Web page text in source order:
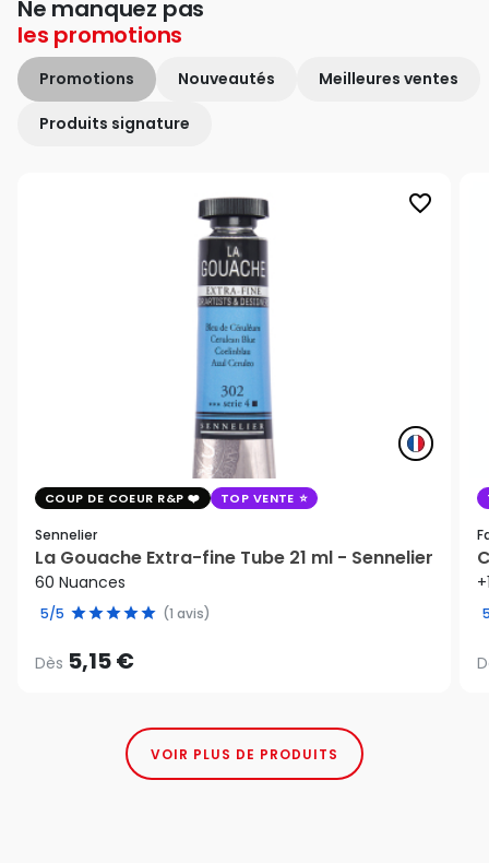
Ne manquez pas
les promotions
Promotions Nouveautés Meilleures ventes
Produits signature
favorite_border
COUP DE COEUR R&P TOP VENTE
Sennelier
La Gouache Extra-fine Tube 21 ml - Sennelier
60 Nuances
5/5 (1 avis)
Dès 5,15 €
VOIR PLUS DE PRODUITS